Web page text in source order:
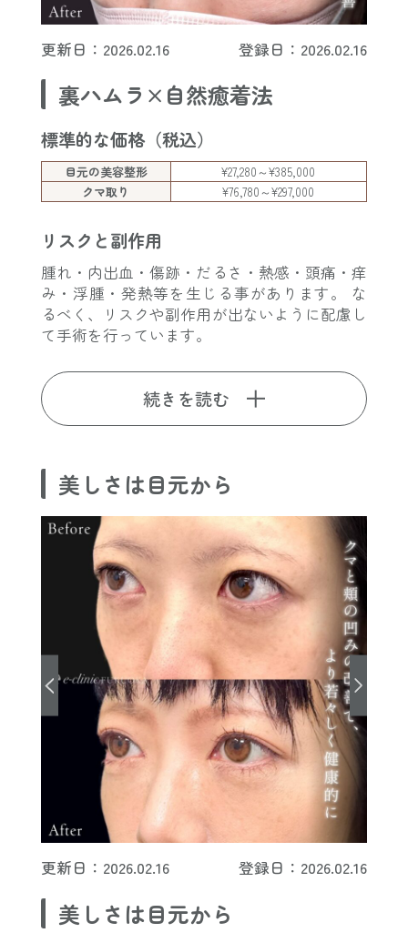
更新日：2026.02.16 登録日：2026.02.16
裏ハムラ×自然癒着法
標準的な価格（税込）
目元の美容整形
¥27,280～¥385,000
クマ取り
¥76,780～¥297,000
リスクと副作用
腫れ・内出血・傷跡・だるさ・熱感・頭痛・痒
み・浮腫・発熱等を生じる事があります。 な
るべく、リスクや副作用が出ないように配慮し
て手術を行っています。
続きを読む
美しさは目元から
更新日：2026.02.16 登録日：2026.02.16
美しさは目元から